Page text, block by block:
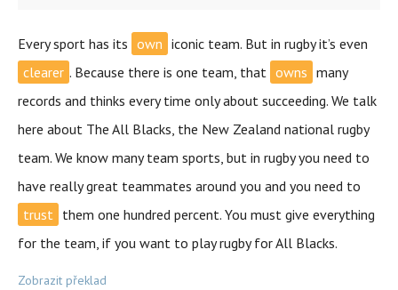
Every sport has its own iconic team. But in rugby it’s even
clearer . Because there is one team, that owns many
records and thinks every time only about succeeding. We talk
here about The All Blacks, the New Zealand national rugby
team. We know many team sports, but in rugby you need to
have really great teammates around you and you need to
trust them one hundred percent. You must give everything
for the team, if you want to play rugby for All Blacks.
Zobrazit překlad